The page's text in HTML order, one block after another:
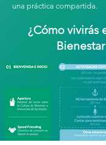
una práctica compartida.
¿Cómo vivirás